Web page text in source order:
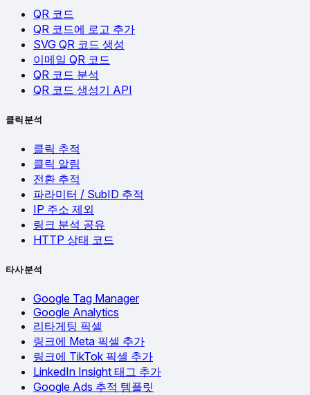
QR 코드
QR 코드에 로고 추가
SVG QR 코드 생성
이메일 QR 코드
QR 코드 분석
QR 코드 생성기 API
클릭 분석
클릭 추적
클릭 알림
전환 추적
파라미터 / SubID 추적
IP 주소 제외
링크 분석 공유
HTTP 상태 코드
타사 분석
Google Tag Manager
Google Analytics
리타게팅 픽셀
링크에 Meta 픽셀 추가
링크에 TikTok 픽셀 추가
LinkedIn Insight 태그 추가
Google Ads 추적 템플릿